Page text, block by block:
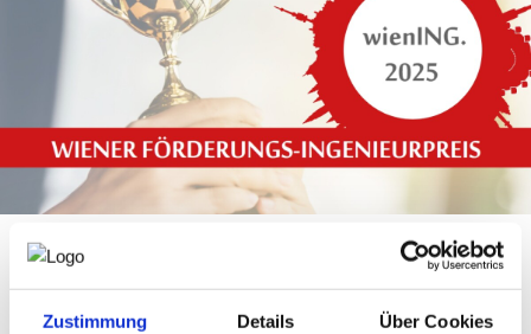
Zustimmung Details Über Cookies
SERVICE
KONTAKT
NEWS
PRÜFING
WETTBEWERBE
Die Fachgruppe Wien der Ingenieurbüros hat wie bereits die
letzten Jahre auch 2025 wieder einen